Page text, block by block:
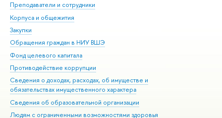
Преподаватели и сотрудники
Корпуса и общежития
Закупки
Обращения граждан в НИУ ВШЭ
Фонд целевого капитала
Противодействие коррупции
Сведения о доходах, расходах, об имуществе и
обязательствах имущественного характера
Сведения об образовательной организации
Людям с ограниченными возможностями здоровья